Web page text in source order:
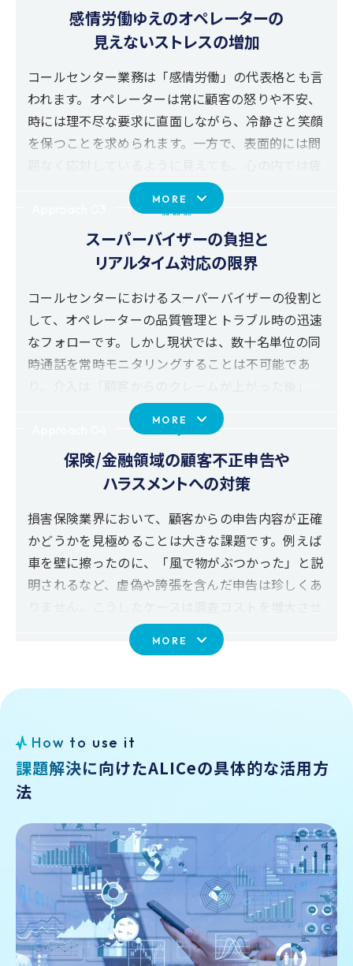
ックが得られません。結果として、教育や改善
は“勘と経験”に依存し、抽象的なアドバイスにとど
まってしまうのが実情です。ALICeならば、感情デ
ータ、テキストデータから、生成AIがこれらを解決
するレポートを自動で出力します。
感情労働ゆえのオペレーターの
見えないストレスの増加
MORE
コールセンター業務は「感情労働」の代表格とも言
われます。オペレーターは常に顧客の怒りや不安、
時には理不尽な要求に直面しながら、冷静さと笑顔
を保つことを求められます。一方で、表面的には問
労やストレスが蓄積しているケースは少なくありま
せん。小さなストレスの積み重ねは、本人さえ気づ
かないうちに業務意欲やパフォーマンスを低下さ
せ、やがて「働きにくさ」として表面化してしまい
ます。管理者にとっての難しさは、この“見えない
ストレス”をどう把握し、早い段階でケアにつなげ
るかにあります。本人すら気づいていない可能性が
ある小さなストレスの蓄積を感情解析で可視化しま
す。
スーパーバイザーの負担と
リアルタイム対応の限界
MORE
コールセンターにおけるスーパーバイザーの役割と
して、オペレーターの品質管理とトラブル時の迅速
なフォローです。しかし現状では、数十名単位の同
時通話を常時モニタリングすることは不可能であ
「オペレーターからのSOSが出た後」といった事後
対応が中心になりがちです。また、こうした課題を
解決するためにテキストマイニングによるリアルタ
イム書き起こしやキーワード検出を導入しているセ
ンターも増えていますが、言葉の裏にある「怒り」
や「不安/不満の高まり」といった感情の兆候まで
は拾いきれません。そのため、「会話の雰囲気が悪
化しているのに気づけなかった」「顧客が離反する
寸前で対応が遅れた」といった問題が発生し続けて
析・監視することで、従来人手では不可能だった全
応対の”網羅的モニタリング”を実現。リアルタイム
保険/金融領域の顧客不正申告や
ハラスメントへの対策
MORE
損害保険業界において、顧客からの申告内容が正確
かどうかを見極めることは大きな課題です。例えば
車を壁に擦ったのに、「風で物がぶつかった」と説
明されるなど、虚偽や誇張を含んだ申告は珍しくあ
るだけでなく、不正請求による損失にも直結しま
す。また、近年は保険・金融領域に限らず、ハラス
る不安」「説明の一貫性の欠如」といった“感情の
裏側”までは見抜けません。ALICeは音声に潜む感
情を解析し、発言の信憑性や攻撃性・不信感などの
感情変化を客観的に可視化することで、経験や勘に
頼らない効率的な調査を実現します。
How to use it
課題解決に向けたALICeの具体的な活用方
法